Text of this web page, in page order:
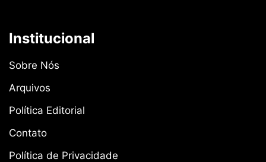
Institucional
Sobre Nós
Arquivos
Política Editorial
Contato
Política de Privacidade